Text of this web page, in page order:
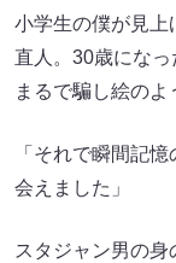
小学生の僕が見上
直人。30歳になっ
まるで騙し絵のよ
「それで瞬間記
会えました」
スタジャン男の